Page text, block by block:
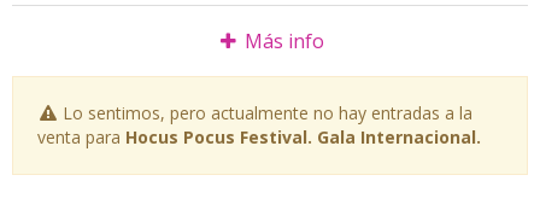
Más info
Lo sentimos, pero actualmente no hay entradas a la
venta para Hocus Pocus Festival. Gala Internacional.